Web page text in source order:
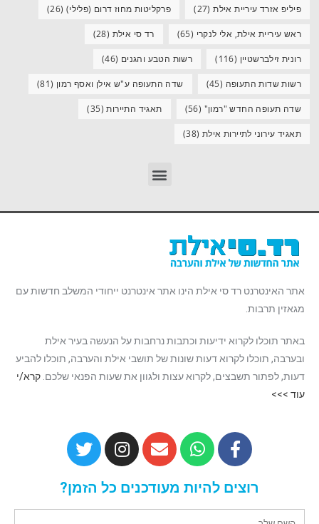
פיליפ אזרד עיריית אילת(27) פרקליטות מחוז דרום (פלילי) (26)
ראש עיריית אילת, אלי לנקרי (65) רד סי אילת (28)
רונית זילברשטיין (116) רשות הטבע והגנים (46)
רשות שדות התעופה (45) שדה התעופה ע"ש אילן ואסף רמון (81)
שדה תעופה החדש "רמון" (56) תאגיד התיירות(35)
תאגיד עירוני לתיירות אילת (38)
אתר האינטרנט רד סי אילת הינו אתר אינטרנט ייחודי המשלב חדשות עם
מגאזין תרבות.
באתר תוכלו לקרוא ידיעות וכתבות נרחבות על הנעשה בעיר אילת
ובערבה, תוכלו לקרוא דעות שונות של תושבי אילת והערבה, תוכלו להביע
דעות, לפתור תשבצים, לקרוא עצות ולגוון את שעות הפנאי שלכם. קרא/י
עוד >>>
רוצים להיות מעודכנים כל הזמן?